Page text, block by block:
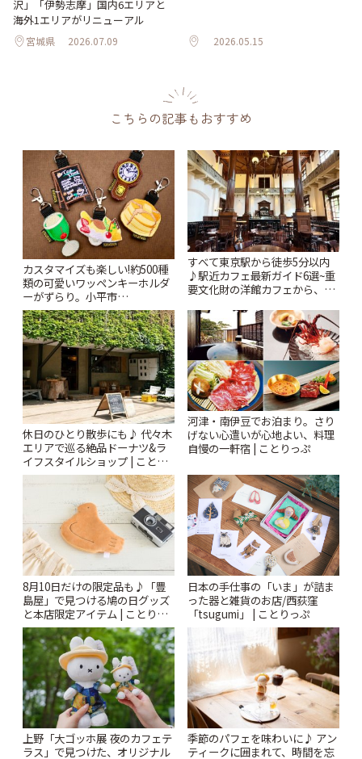
沢」「伊勢志摩」国内6エリアと
海外1エリアがリニューアル
宮城県 2026.07.09 2026.05.15
こちらの記事もおすすめ
カスタマイズも楽しい!約500種
類の可愛いワッペンキーホルダ
ーがずらり。小平市
「Kimamaya T&K」 | ことりっ
ぷ
すべて東京駅から徒歩5分以内
♪駅近カフェ最新ガイド6選~重
要文化財の洋館カフェから、改
りっぷ
休日のひとり散歩にも♪ 代々木
エリアで巡る絶品ドーナツ&ラ
イフスタイルショップ | ことり
っぷ
河津・南伊豆でお泊まり。さり
げない心遣いが心地よい、料理
自慢の一軒宿 | ことりっぷ
8月10日だけの限定品も♪「豊
島屋」で見つける鳩の日グッズ
と本店限定アイテム | ことりっ
ぷ
日本の手仕事の「いま」が詰ま
った器と雑貨のお店/西荻窪
「tsugumi」 | ことりっぷ
上野「大ゴッホ展 夜のカフェテ
ラス」で見つけた、オリジナル
季節のパフェを味わいに♪ アン
ティークに囲まれて、時間を忘